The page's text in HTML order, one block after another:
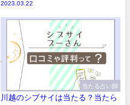
2023.03.22
当たる占い師
川越のシブサイは当たる？当たら